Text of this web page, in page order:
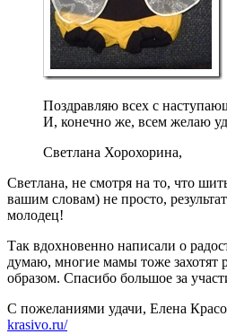
Поздравляю всех с
И, конечно же, всем желаю
Светлана Хорохорина,
Светлана, не смотря на то, что
вашим словам) не просто,
молодец!
Так вдохновенно написали о
думаю, многие мамы тоже захотят
образом. Спасибо большое за
С пожеланиями удачи, Елена
krasivo.ru/